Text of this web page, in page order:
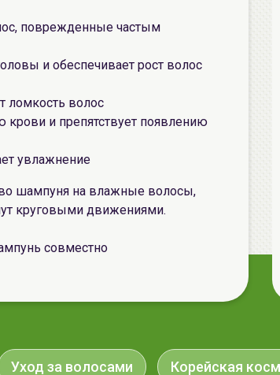
поврежденные частым
и обеспечивает рост волос
ломкость волос
и препятствует появлению
увлажнение
шампуня на влажные волосы,
круговыми движениями.
совместно
Уход за волосами Корейская